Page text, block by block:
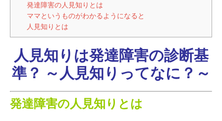
発達障害の人見知りとは
ママというものがわかるようになると
人見知りとは
人見知りは発達障害の診断基
準？ ～人見知りってなに？～
発達障害の人見知りとは